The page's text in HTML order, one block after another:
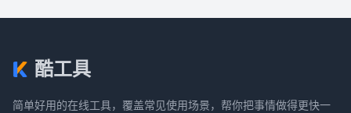
酷工具
简单好用的在线工具，覆盖常见使用场景，帮你把事情做得更快一